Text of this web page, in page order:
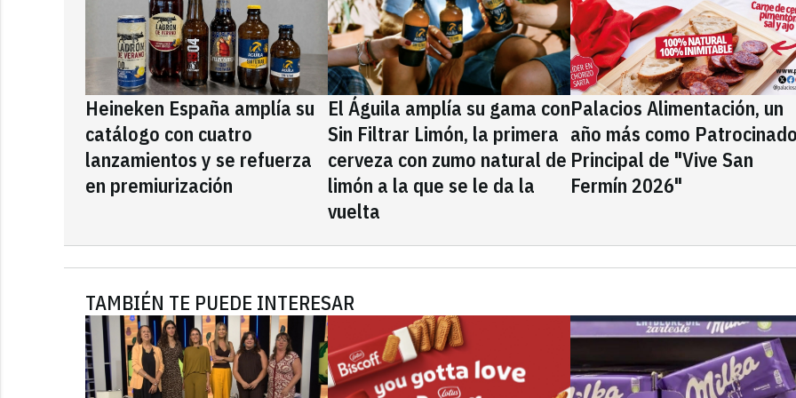
Heineken España amplía su
catálogo con cuatro
lanzamientos y se refuerza
en premiurización
El Águila amplía su gama con
Sin Filtrar Limón, la primera
cerveza con zumo natural de
limón a la que se le da la
vuelta
Palacios Alimentación, un
año más como
Principal de "Vive San
Fermín 2026"
TAMBIÉN TE PUEDE INTERESAR